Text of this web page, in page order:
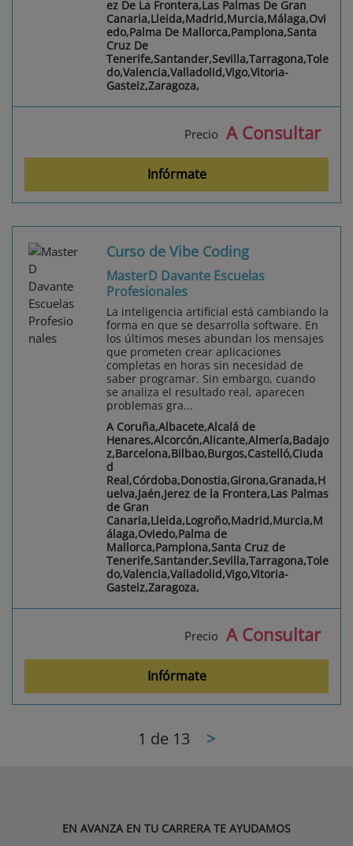
ez De La Frontera,Las Palmas De Gran
Canaria,Lleida,Madrid,Murcia,Málaga,Ovi
edo,Palma De Mallorca,Pamplona,Santa
Cruz De
Tenerife,Santander,Sevilla,Tarragona,Tole
do,Valencia,Valladolid,Vigo,Vitoria-
Gasteiz,Zaragoza,
Precio A Consultar
Infórmate
Curso de Vibe Coding
MasterD Davante Escuelas
Profesionales
La inteligencia artificial está cambiando la
forma en que se desarrolla software. En
los últimos meses abundan los mensajes
que prometen crear aplicaciones
completas en horas sin necesidad de
saber programar. Sin embargo, cuando
se analiza el resultado real, aparecen
problemas gra...
A Coruña,Albacete,Alcalá de
Henares,Alcorcón,Alicante,Almería,Badajo
z,Barcelona,Bilbao,Burgos,Castelló,Ciuda
d
Real,Córdoba,Donostia,Girona,Granada,H
uelva,Jaén,Jerez de la Frontera,Las Palmas
de Gran
Canaria,Lleida,Logroño,Madrid,Murcia,M
álaga,Oviedo,Palma de
Mallorca,Pamplona,Santa Cruz de
Tenerife,Santander,Sevilla,Tarragona,Tole
do,Valencia,Valladolid,Vigo,Vitoria-
Gasteiz,Zaragoza,
Precio A Consultar
Infórmate
1 de 13 >
EN AVANZA EN TU CARRERA TE AYUDAMOS